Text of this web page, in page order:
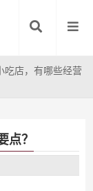
吃店，有哪些经营
点？